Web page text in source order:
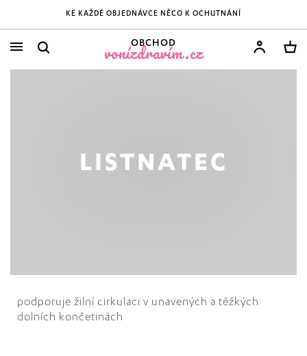
KE KAŽDÉ OBJEDNÁVCE NĚCO K OCHUTNÁNÍ
OBCHOD
vonízdravím.cz
LISTNATEC
podporuje žilní cirkulaci v unavených a těžkých
dolních končetinách